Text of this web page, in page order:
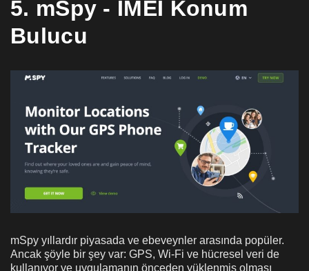
5. mSpy - IMEI Konum
Bulucu
mSpy yıllardır piyasada ve ebeveynler arasında popüler.
Ancak şöyle bir şey var: GPS, Wi-Fi ve hücresel veri de
kullanıyor ve uygulamanın önceden yüklenmiş olması